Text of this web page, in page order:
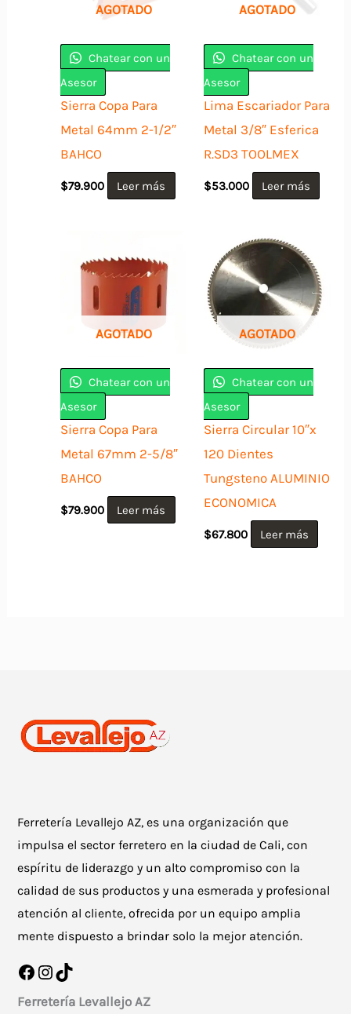
AGOTADO
Chatear con un
Asesor
Sierra Copa Para
Metal 64mm 2-1/2″
BAHCO
$79.900 Leer más
AGOTADO
Chatear con un
Asesor
Lima Escariador Para
Metal 3/8″ Esferica
R.SD3 TOOLMEX
$53.000 Leer más
AGOTADO
Chatear con un
Asesor
Sierra Copa Para
Metal 67mm 2-5/8″
BAHCO
$79.900 Leer más
AGOTADO
Chatear con un
Asesor
Sierra Circular 10″x
120 Dientes
Tungsteno ALUMINIO
ECONOMICA
$67.800 Leer más
Ferretería Levallejo AZ, es una organización que
impulsa el sector ferretero en la ciudad de Cali, con
espíritu de liderazgo y un alto compromiso con la
calidad de sus productos y una esmerada y profesional
atención al cliente, ofrecida por un equipo amplia
mente dispuesto a brindar solo la mejor atención.
Facebook
Instagram
TikTok
Ferretería Levallejo AZ